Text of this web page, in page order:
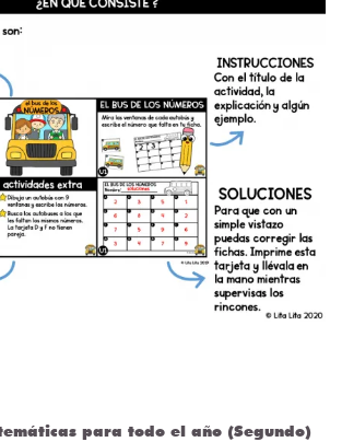
para todo el año (Segundo)